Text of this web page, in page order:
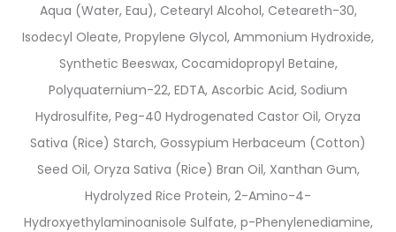
Aqua (Water, Eau), Cetearyl Alcohol, Ceteareth-30,
Isodecyl Oleate, Propylene Glycol, Ammonium Hydroxide,
Synthetic Beeswax, Cocamidopropyl Betaine,
Polyquaternium-22, EDTA, Ascorbic Acid, Sodium
Hydrosulfite, Peg-40 Hydrogenated Castor Oil, Oryza
Sativa (Rice) Starch, Gossypium Herbaceum (Cotton)
Seed Oil, Oryza Sativa (Rice) Bran Oil, Xanthan Gum,
Hydrolyzed Rice Protein, 2-Amino-4-
Hydroxyethylaminoanisole Sulfate, p-Phenylenediamine,